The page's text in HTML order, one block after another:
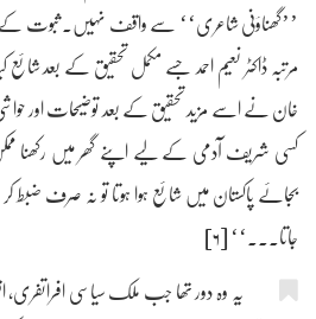
’’گھناؤنی شاعری‘‘ سے واقف نہیں۔ ثبوت کے
مرتبہ ڈاکٹر نعیم احمد جسے مکمل تحقیق کے بعد
خان نے اسے مزید تحقیق کے بعد توضیحات اور
کسی شریف آدمی کے لیے اپنے گھر میں رکھنا
بجائے پاکستان میں شائع ہوا ہوتا تو نہ صرف ضبط کر
جاتا۔۔۔‘‘ [۶]
یہ وہ دور تھا جب ملک سیاسی افراتفری،